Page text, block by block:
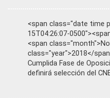
<span class="date time
15T04:26:07-
<span
class="year">2018</
Cumplida Fase de
definirá selección del